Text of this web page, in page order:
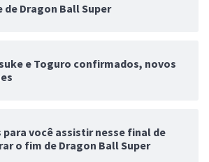
Dragon Ball Super
e Toguro confirmados, novos
para você assistir nesse final de
o fim de Dragon Ball Super